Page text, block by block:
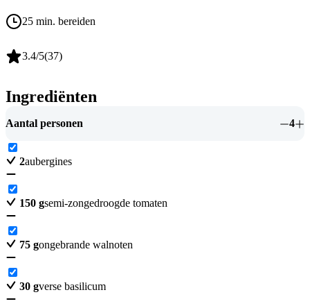
25 min. bereiden
3.4/5(37)
Ingrediënten
Aantal personen 4
2aubergines
150 gsemi-zongedroogde tomaten
75 gongebrande walnoten
30 gverse basilicum